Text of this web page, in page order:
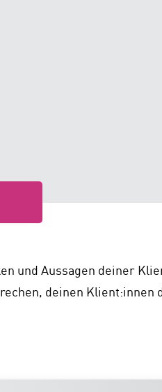
und Aussagen deiner
deinen Klient:innen